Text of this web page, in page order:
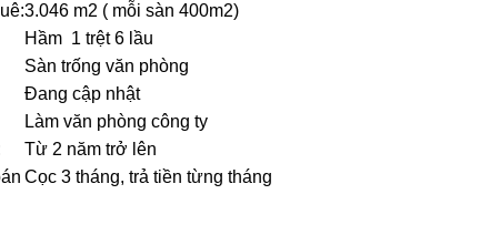
3.046 m2 ( mỗi sàn 400m2)
Hầm 1 trệt 6 lầu
Sàn trống văn phòng
Đang cập nhật
Làm văn phòng công ty
Từ 2 năm trở lên
Cọc 3 tháng, trả tiền từng tháng